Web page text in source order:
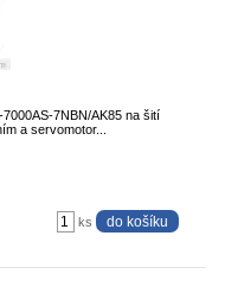
7NBN/AK85 na šití
a servomotor...
ks